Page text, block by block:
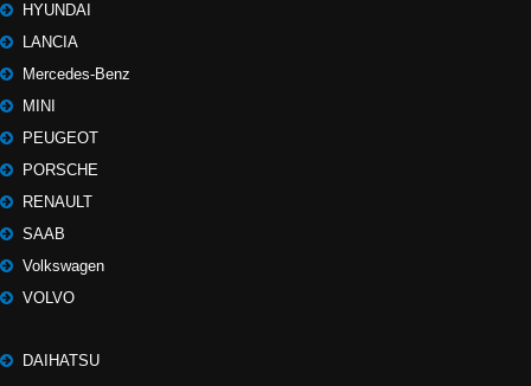
HYUNDAI
LANCIA
Mercedes-Benz
MINI
PEUGEOT
PORSCHE
RENAULT
SAAB
Volkswagen
VOLVO
DAIHATSU